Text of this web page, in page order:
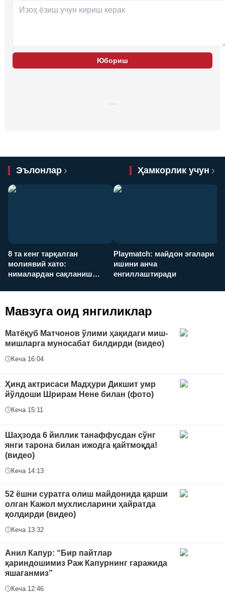
Юбориш
Эълонлар Ҳамкорлик учун
8 та кенг тарқалган
молиявий хато:
нималардан сақланиш
Playmatch: майдон эгалари
ишини анча
енгиллаштиради
Мавзуга оид янгиликлар
Матёқуб Матчонов ўлими ҳақидаги миш-
мишларга муносабат билдирди (видео)
Кеча 16:04
Ҳинд актрисаси Мадҳури Дикшит умр
йўлдоши Шрирам Нене билан (фото)
Кеча 15:11
Шаҳзода 6 йиллик танаффусдан сўнг
янги тарона билан ижодга қайтмоқда!
(видео)
Кеча 14:13
52 ёшни суратга олиш майдонида қарши
олган Кажол мухлисларини ҳайратда
қолдирди (видео)
Кеча 13:32
Анил Капур: “Бир пайтлар
қариндошимиз Раж Капурнинг гаражида
яшаганмиз”
Кеча 12:46